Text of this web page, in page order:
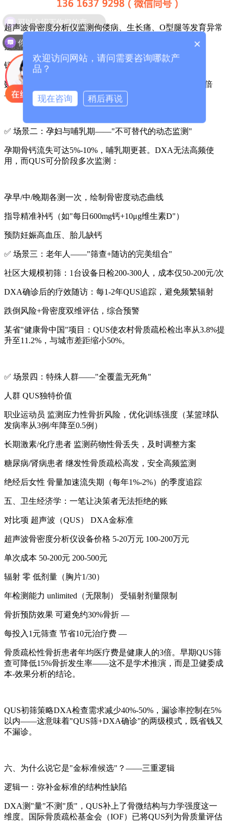
超声波骨密度分析仪监测佝偻病、生长痛、O型腿等发育异常
预测成年骨峰值水平（AI准确率达95%）
钙/维生素D缺乏的早期发现与干预评估
数据：儿童期骨量累积不足，成年后骨质疏松风险增加3倍
——QUS是拦截这一风险的唯一可行工具。
✅ 场景二：孕妇与哺乳期——"不可替代的动态监测"
孕期骨钙流失可达5%-10%，哺乳期更甚。DXA无法高频使
用，而QUS可分阶段多次监测：
孕早/中/晚期各测一次，绘制骨密度动态曲线
指导精准补钙（如"每日600mg钙+10μg维生素D"）
预防妊娠高血压、胎儿缺钙
✅ 场景三：老年人——"筛查+随访的完美组合"
社区大规模初筛：1台设备日检200-300人，成本仅50-200元/次
DXA确诊后的疗效随访：每1-2年QUS追踪，避免频繁辐射
跌倒风险+骨密度双维评估，综合预警
某省"健康骨中国"项目：QUS使农村骨质疏松检出率从3.8%提
升至11.2%，与城市差距缩小50%。
✅ 场景四：特殊人群——"全覆盖无死角"
人群 QUS独特价值
职业运动员 监测应力性骨折风险，优化训练强度（某篮球队
发病率从3例/年降至0.5例）
长期激素/化疗患者 监测药物性骨丢失，及时调整方案
糖尿病/肾病患者 继发性骨质疏松高发，安全高频监测
绝经后女性 骨量加速流失期（每年1%-2%）的季度追踪
五、卫生经济学：一笔让决策者无法拒绝的账
对比项 超声波（QUS） DXA金标准
超声波骨密度分析仪设备价格 5-20万元 100-200万元
单次成本 50-200元 200-500元
辐射 零 低剂量（胸片1/30）
年检测能力 unlimited（无限制） 受辐射剂量限制
骨折预防效果 可避免约30%骨折 —
每投入1元筛查 节省10元治疗费 —
骨质疏松性骨折患者年均医疗费是健康人的3倍。早期QUS筛
查可降低15%骨折发生率——这不是学术推演，而是卫健委成
本-效果分析的结论。
QUS初筛策略DXA检查需求减少40%-50%，漏诊率控制在5%
以内——这意味着"QUS筛+DXA确诊"的两级模式，既省钱又
不漏诊。
六、为什么说它是"金标准候选"？——三重逻辑
逻辑一：弥补金标准的结构性缺陷
DXA测"量"不测"质"，QUS补上了骨微结构与力学强度这一
维度。国际骨质疏松基金会（IOF）已将QUS列为骨质量评估
你们是怎么收费的呢？ ×
欢迎访问网站，请问需要咨询哪款产
品？
现在咨询 稍后再说